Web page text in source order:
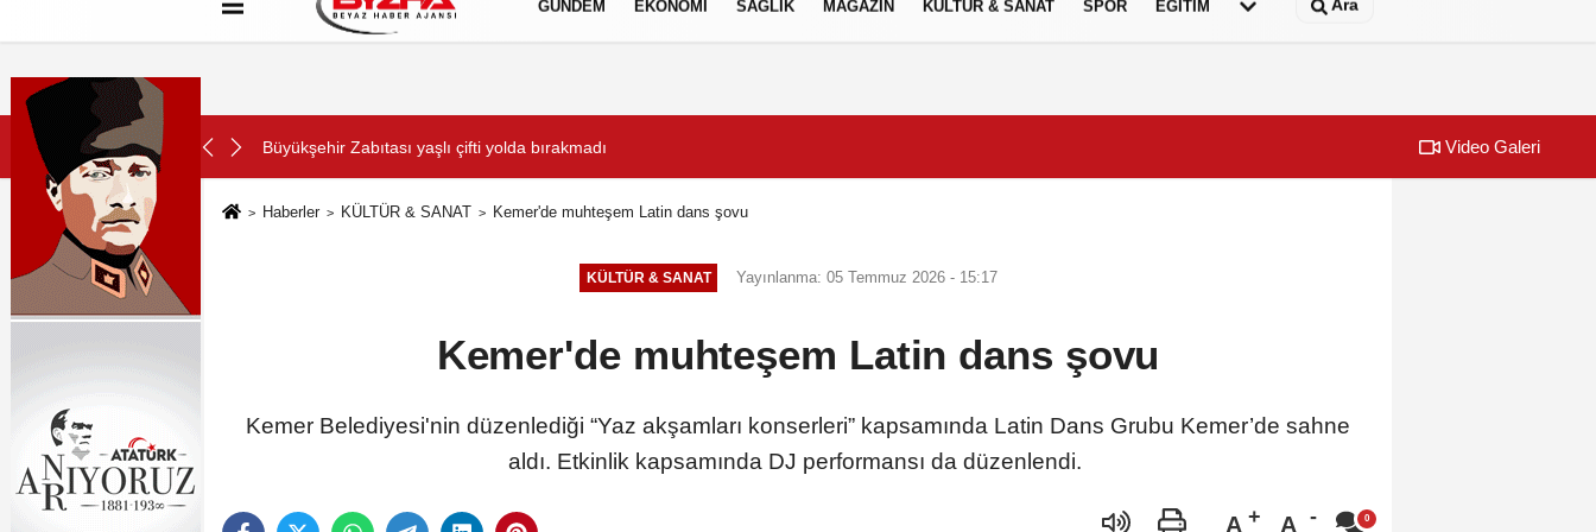
Hakkımızda Künye Çerez Politikası
GÜNDEM EKONOMİ SAĞLIK MAGAZİN KÜLTÜR & SANAT SPOR EĞİTİM Ara
SON DAKİKA: Başkan Hatice Gençay: "Didim Türkülerle Tek Yürek Oldu" Video Galeri
Haberler KÜLTÜR & SANAT Kemer'de muhteşem Latin dans şovu
KÜLTÜR & SANAT Yayınlanma: 05 Temmuz 2026 - 15:17
Kemer'de muhteşem Latin dans şovu
Kemer Belediyesi'nin düzenlediği “Yaz akşamları konserleri” kapsamında Latin Dans Grubu Kemer’de sahne
aldı. Etkinlik kapsamında DJ performansı da düzenlendi.
A A